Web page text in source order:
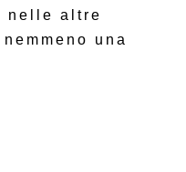
nelle altre
una